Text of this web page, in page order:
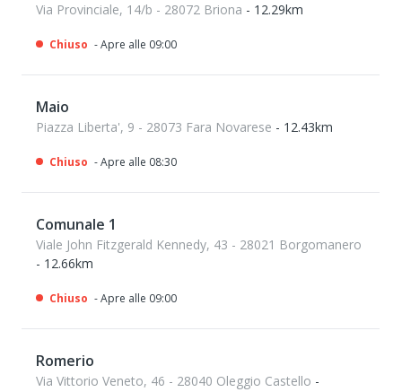
Via Provinciale, 14/b - 28072 Briona - 12.29km
Chiuso - Apre alle 09:00
Maio
Piazza Liberta', 9 - 28073 Fara Novarese - 12.43km
Chiuso - Apre alle 08:30
Comunale 1
Viale John Fitzgerald Kennedy, 43 - 28021 Borgomanero
- 12.66km
Chiuso - Apre alle 09:00
Romerio
Via Vittorio Veneto, 46 - 28040 Oleggio Castello -